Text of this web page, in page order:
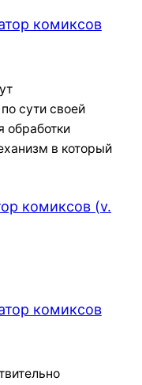
комиксов
сути своей
обработки
в который
комиксов (v.
комиксов